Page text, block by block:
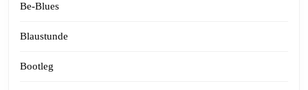
Be-Blues
Blaustunde
Bootleg